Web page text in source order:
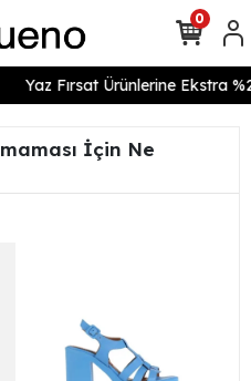
Yaz Fırsat Ürünlerine Ekstra
0
İçin Ne